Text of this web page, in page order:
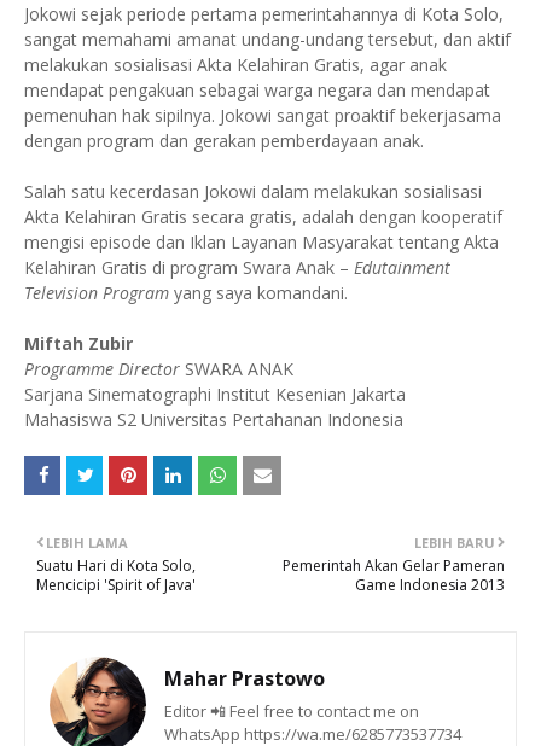
Jokowi sejak periode pertama pemerintahannya di Kota Solo,
sangat memahami amanat undang-undang tersebut, dan aktif
melakukan sosialisasi Akta Kelahiran Gratis, agar anak
mendapat pengakuan sebagai warga negara dan mendapat
pemenuhan hak sipilnya. Jokowi sangat proaktif bekerjasama
dengan program dan gerakan pemberdayaan anak.
Salah satu kecerdasan Jokowi dalam melakukan sosialisasi
Akta Kelahiran Gratis secara gratis, adalah dengan kooperatif
mengisi episode dan Iklan Layanan Masyarakat tentang Akta
Kelahiran Gratis di program Swara Anak – Edutainment
Television Program yang saya komandani.
Miftah Zubir
Programme Director SWARA ANAK
Sarjana Sinematographi Institut Kesenian Jakarta
Mahasiswa S2 Universitas Pertahanan Indonesia
LEBIH BARU
Pemerintah Akan Gelar Pameran
Game Indonesia 2013
LEBIH LAMA
Suatu Hari di Kota Solo,
Mencicipi 'Spirit of Java'
Mahar Prastowo
Editor 📲 Feel free to contact me on
WhatsApp https://wa.me/6285773537734